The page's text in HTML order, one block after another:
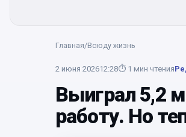
Главная/Всюду жизнь
2 июня 202612:28⏱ 1 мин чтения
Выиграл 5,2
работу. Но